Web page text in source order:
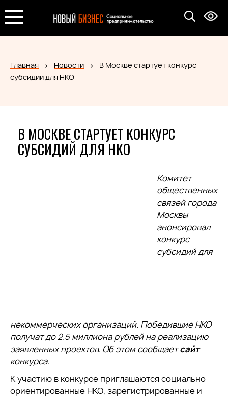
Главная Новости
В Москве стартует конкурс
субсидий для НКО
В МОСКВЕ СТАРТУЕТ КОНКУРС
СУБСИДИЙ ДЛЯ НКО
Комитет
общественных
связей города
Москвы
анонсировал
конкурс
субсидий для
некоммерческих организаций. Победившие НКО
получат до 2.5 миллиона рублей на реализацию
заявленных проектов. Об этом сообщаетсайт
конкурса.
К участию в конкурсе приглашаются социально
ориентированные НКО, зарегистрированные и